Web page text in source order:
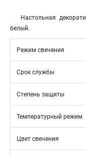
Настольная
белый.
Режим свечения
Срок службы
Степень защиты
Температурный режим
Цвет свечения